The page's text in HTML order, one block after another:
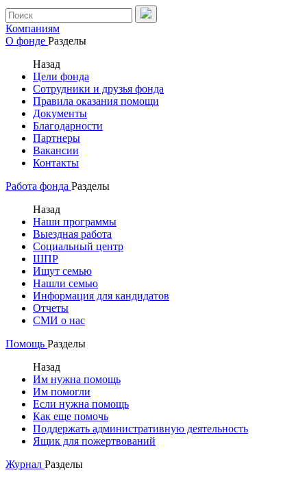
Компаниям
О фонде Разделы
Назад
Цели фонда
Сотрудники и друзья фонда
Правила оказания помощи
Документы
Благодарности
Партнеры
Вакансии
Контакты
Работа фонда Разделы
Назад
Наши программы
Выездная работа
Социальный центр
ШПР
Ищут семью
Нашли семью
Информация для кандидатов
Отчеты
СМИ о нас
Помощь Разделы
Назад
Им нужна помощь
Им помогли
Если нужна помощь
Как еще помочь
Поддержать административную деятельность
Ящик для пожертвований
Журнал Разделы